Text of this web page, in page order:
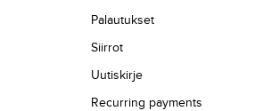
Palautukset
Siirrot
Uutiskirje
Recurring payments